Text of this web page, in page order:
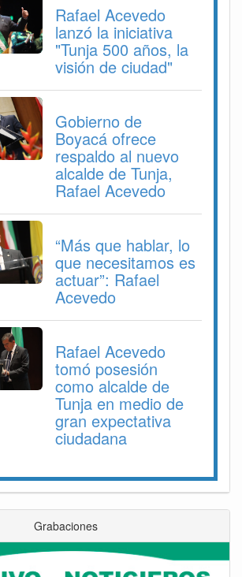
Rafael Acevedo
lanzó la iniciativa
"Tunja 500 años, la
visión de ciudad"
Gobierno de
Boyacá ofrece
respaldo al nuevo
alcalde de Tunja,
Rafael Acevedo
“Más que hablar, lo
que necesitamos es
actuar”: Rafael
Acevedo
Rafael Acevedo
tomó posesión
como alcalde de
Tunja en medio de
gran expectativa
ciudadana
Grabaciones